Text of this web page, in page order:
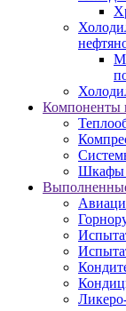
Компоненты
Шкафы